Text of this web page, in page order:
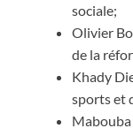
sociale;
Olivier
de la
Khady
sports et
Mabouba